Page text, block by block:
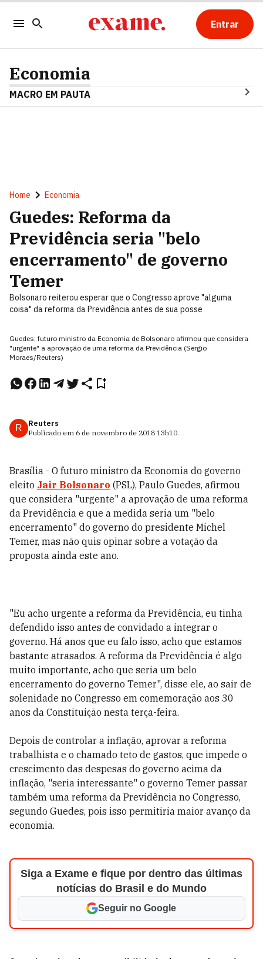
Entrar
Economia
MACRO EM PAUTA
Home Economia
Guedes: Reforma da
Previdência seria "belo
encerramento" de governo
Temer
Bolsonaro reiterou esperar que o Congresso aprove "alguma
coisa" da reforma da Previdência antes de sua posse
Guedes: futuro ministro da Economia de Bolsonaro afirmou que considera
"urgente" a aprovação de uma reforma da Previdência (Sergio
Moraes/Reuters)
R
Reuters
Publicado em 6 de novembro de 2018 13h10.
Brasília - O futuro ministro da Economia do governo
eleito Jair Bolsonaro (PSL), Paulo Guedes, afirmou
que considera "urgente" a aprovação de uma reforma
da Previdência e que a medida seria um "belo
encerramento" do governo do presidente Michel
Temer, mas não quis opinar sobre a votação da
proposta ainda este ano.
"Eu acho urgente a reforma da Previdência, eu tinha
defendido isso antes de convidado a integrar o
governo. Há anos que eu falo isso, acho que estamos
bastante atrasados. A reforma da Previdência é algo
muito importante, acho que seria um belo
encerramento do governo Temer", disse ele, ao sair de
solenidade no Congresso em comemoração aos 30
anos da Constituição nesta terça-feira.
Depois de controlar a inflação, aprovar a reforma
trabalhista e o chamado teto de gastos, que impede o
crescimento das despesas do governo acima da
inflação, "seria interessante" o governo Temer passar
também uma reforma da Previdência no Congresso,
segundo Guedes, pois isso permitiria maior avanço da
economia.
Siga a Exame e fique por dentro das últimas
notícias do Brasil e do Mundo
Seguir no Google